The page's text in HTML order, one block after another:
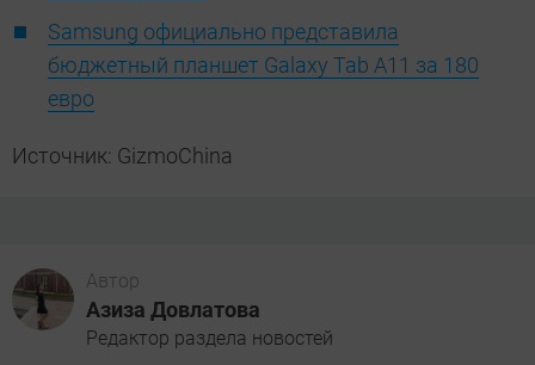
Samsung официально представила
бюджетный планшет Galaxy Tab A11 за 180
евро
Источник: GizmoChina
Автор
Азиза Довлатова
Редактор раздела новостей